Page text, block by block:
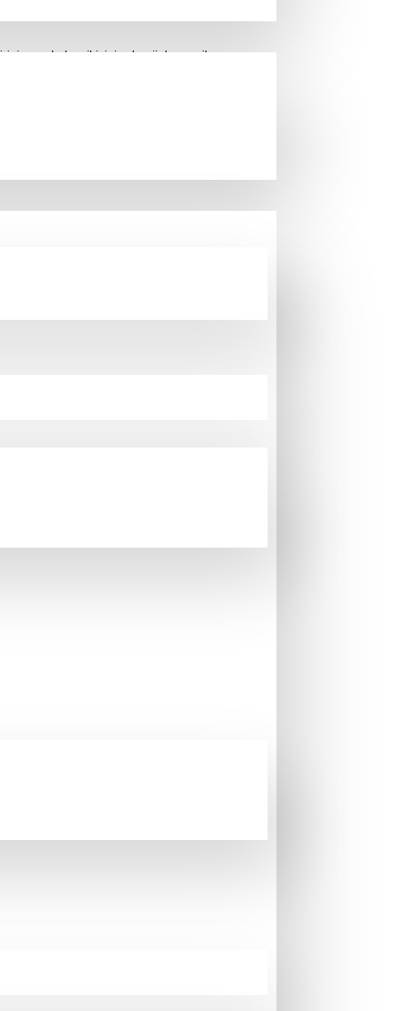
ya da her ikisinin de sözleşme ile
durumlar, mücbir sebep (Doğal afet,
kabul edilecektir. Mücbir sebep şahsında
sebep durumu 30 (otuz ) gün süreyle
kendisine yüklenen edimleri mücbir haller
Ancak alıcının yaşını yanlış yazmasından
sitesindeki sistemden, dizayndan veya
dayalı olarak alıcı satıcıdan hak
bir hafta içinde havalesi yapılmayan
(EFT’nin) banka hesaplarına ulaştığı
kabul ve taahhüt eder.
temel nitelikleri, vergiler dahil olmak
hakkın nasıl kullanılacağı , şikayet ve
elektronik ortamda teyit ettiğini kabul ve
ve yapılan uyarıların olduğu
beyan eder.
ve irsaliyesini iade etmeyi kabul ve taahhüt
kartının posu üzerinden işleme alınır.
biri veya bir kaçı kullanılmak
gerekli tahsilatın yapıldığı ya da
alıcı hemen açık ve anlaşılır bir şekilde
; yeni başka bir ürün gönderilebilir, ürünün